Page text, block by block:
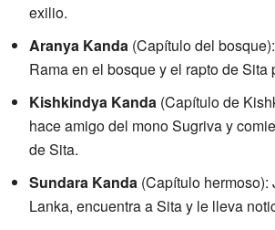
exilio.
Aranya Kanda (Capítulo del
Rama en el bosque y el rapto de Sita
Kishkindya Kanda (Capítulo de
hace amigo del mono Sugriva y
de Sita.
Sundara Kanda (Capítulo
Lanka, encuentra a Sita y le lleva